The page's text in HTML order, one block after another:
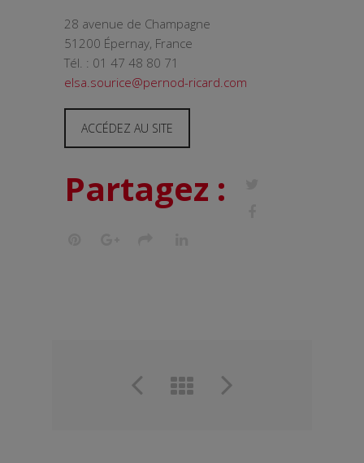
28 avenue de Champagne
51200 Épernay, France
Tél. : 01 47 48 80 71
elsa.sourice@pernod-ricard.com
ACCÉDEZ AU SITE
Partagez :